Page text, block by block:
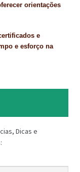
orientações
e
e esforço na
Dicas e